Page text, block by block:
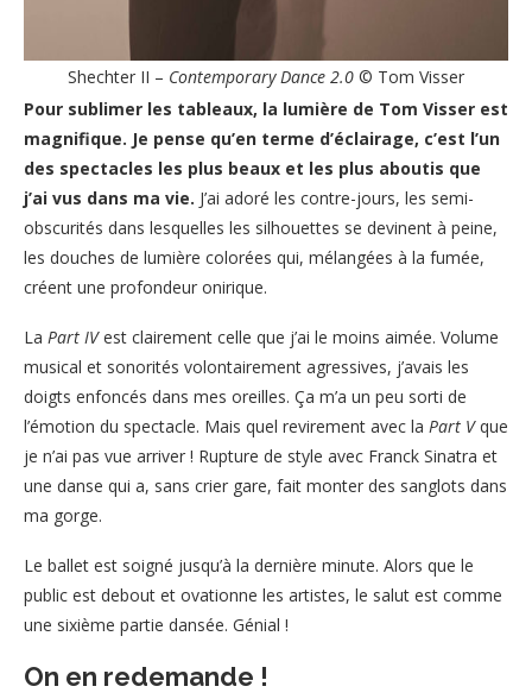
Shechter II – Contemporary Dance 2.0 © Tom Visser
Pour sublimer les tableaux, la lumière de Tom Visser est
magnifique. Je pense qu’en terme d’éclairage, c’est l’un
des spectacles les plus beaux et les plus aboutis que
j’ai vus dans ma vie. J’ai adoré les contre-jours, les semi-
obscurités dans lesquelles les silhouettes se devinent à peine,
les douches de lumière colorées qui, mélangées à la fumée,
créent une profondeur onirique.
La Part IVest clairement celle que j’ai le moins aimée. Volume
musical et sonorités volontairement agressives, j’avais les
doigts enfoncés dans mes oreilles. Ça m’a un peu sorti de
l’émotion du spectacle. Mais quel revirement avec la Part Vque
je n’ai pas vue arriver ! Rupture de style avec Franck Sinatra et
une danse qui a, sans crier gare, fait monter des sanglots dans
ma gorge.
Le ballet est soigné jusqu’à la dernière minute. Alors que le
public est debout et ovationne les artistes, le salut est comme
une sixième partie dansée. Génial !
On en redemande !